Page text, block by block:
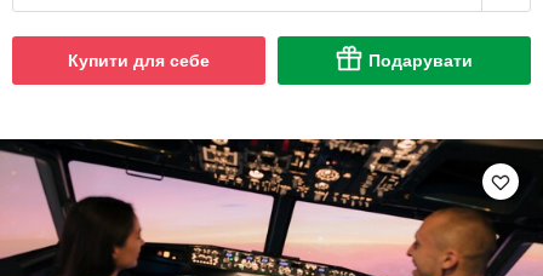
Купити для себе Подарувати